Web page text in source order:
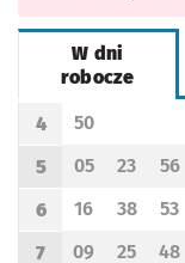
W dni
robocze
Rozkład jazdy -
Godzina odjazdu
4
Odjazd
50
minut po
Godzina odjazdu
5
Odjazd
05
minut poOdjazd
23
minut
56
Godzina odjazdu
6
Odjazd
16
minut po
Odjazd
38
minut
53
7 09 25 48